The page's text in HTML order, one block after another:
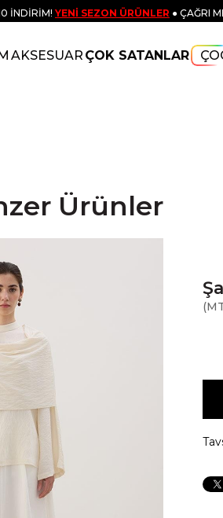
İNDİRİM! YENİ SEZON ÜRÜNLER ● ÇAĞRI
AKSESUAR ÇOK SATANLAR
Ürünler